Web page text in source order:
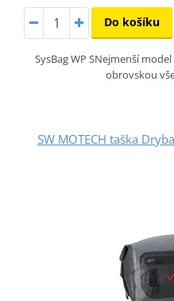
Do košíku
SysBag WP SNejmenší
obrovskou
SW MOTECH taška